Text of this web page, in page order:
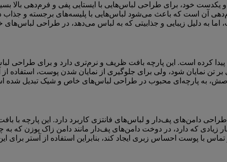
خود، برای طراحی لباس‌هایی با ایستایی پفی و فرم‌دهی بالا
آن است که باعث می‌شود لباس‌هایی با پلیسه‌های برجسته و جذاب
به دلیل زیبایی و جذابیتی که به لباس می‌دهد، در طراحی لباس‌های
پیدا کرده است. این پارچه بافت ظریف و نرم‌تری دارد و برای
نمایان شود، ولی برای جلوگیری از نمایان شدن پوست، استفاده از
به پارچه‌ای محبوب در طراحی لباس‌های خاص و شیک تبدیل شده
دامن‌های پف‌دار و لباس‌های فانتزی کاربرد دارد. این پارچه با
زیادی که دارد، در دوخت دامن‌های پف‌دار مانند دامن زاک پوزن که
پوست احساس زبری ایجاد کند، بنابراین استفاده از آستر برای